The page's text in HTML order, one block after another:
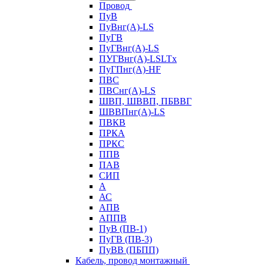
Провод
ПуВ
ПуВнг(А)-LS
ПуГВ
ПуГВнг(А)-LS
ПУГВнг(А)-LSLTx
ПуГПнг(А)-HF
ПВС
ПВСнг(А)-LS
ШВП, ШВВП, ПБВВГ
ШВВПнг(А)-LS
ПВКВ
ПРКА
ПРКС
ППВ
ПАВ
СИП
А
АС
АПВ
АППВ
ПуВ (ПВ-1)
ПуГВ (ПВ-3)
ПуВВ (ПБПП)
Кабель, провод монтажный